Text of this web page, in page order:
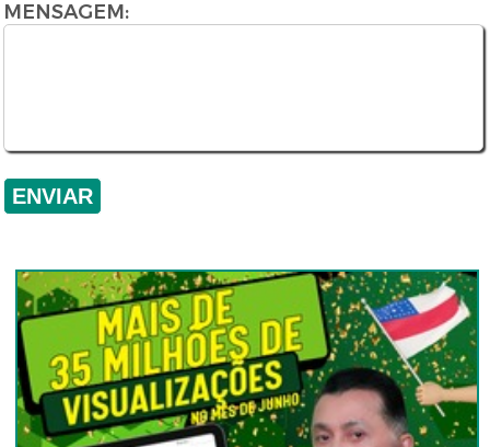
MENSAGEM: